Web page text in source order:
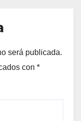
será publicada.
con *